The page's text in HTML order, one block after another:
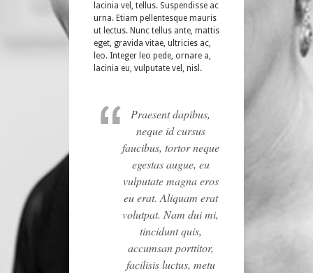
lacinia vel, tellus. Suspendisse ac
urna. Etiam pellentesque mauris
ut lectus. Nunc tellus ante, mattis
eget, gravida vitae, ultricies ac,
leo. Integer leo pede, ornare a,
lacinia eu, vulputate vel, nisl.
Praesent dapibus,
neque id cursus
faucibus, tortor neque
egestas augue, eu
vulputate magna eros
eu erat. Aliquam erat
volutpat. Nam dui mi,
tincidunt quis,
accumsan porttitor,
facilisis luctus, metu